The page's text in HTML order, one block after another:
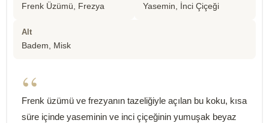
Frenk Üzümü, Frezya
Yasemin, İnci Çiçeği
Alt
Badem, Misk
“
Frenk üzümü ve frezyanın tazeliğiyle açılan bu koku, kısa
süre içinde yaseminin ve inci çiçeğinin yumuşak beyaz